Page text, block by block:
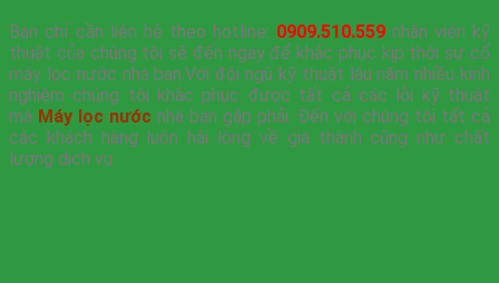
Bạn chỉ cần liên hệ theo hotline: 0909.510.559 nhân viên kỹ
thuật của chúng tôi sẽ đến ngay để khắc phục kịp thời sự cố
máy lọc nước nhà bạn.Với đội ngũ kỹ thuật lâu năm nhiều kinh
nghiệm chúng tôi khắc phục được tất cả các lỗi kỹ thuật
mà Máy lọc nước nhà bạn gặp phải. Đến với chúng tôi tất cả
các khách hàng luôn hài lòng về giá thành cũng như chất
lượng dịch vụ.